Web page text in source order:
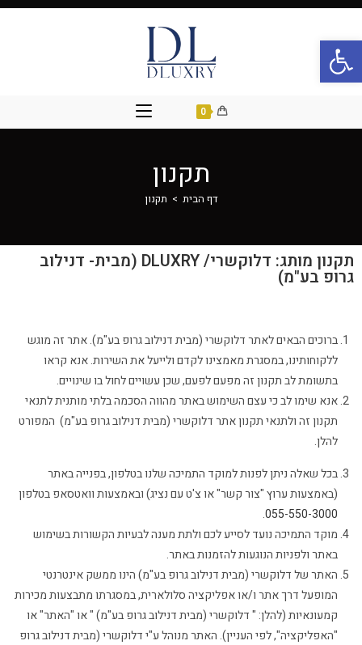
פתח סרגל נגישות
0
תקנון
דף הבית > תקנון
תקנון מותג: דלוקשרי/ DLUXRY (מבית- דנילוב
גרופ בע"מ)
ברוכים הבאים לאתר דלוקשרי (מבית דנילוב גרופ בע"מ). אתר זה מוגש
ללקוחותינו, במסגרת מאמצינו לקדם ולייעל את השירות. אנא קראו
בתשומת לב תקנון זה מפעם לפעם, שכן עשויים לחול בו שינויים.
אנא שימו לב כי עצם השימוש באתר מהווה הסכמה בלתי מותנית לתנאי
תקנון זה ולתנאי תקנון אתרדלוקשרי (מבית דנילוב גרופ בע"מ) המפורט
להלן.
בכל שאלה ניתן לפנות למוקד התמיכה שלנו בטלפון, בפנייה באתר
(באמצעות ערוץ "צור קשר" או צ'ט עם נציג) ובאמצעות וואטסאפ בטלפון
055-550-3000
.
מוקד התמיכה נועד לסייע לכם ולתת מענה לבעיות הקשורות בשימוש
באתר ולפניות הנוגעות להזמנות באתר.
האתר של דלוקשרי (מבית דנילוב גרופ בע"מ) הינו ממשק אינטרנטי
המופעל דרך אתר ו/או אפליקציה סלולארית, במסגרתו מתבצעות מכירות
קמעונאיות (להלן: " דלוקשרי (מבית דנילוב גרופ בע"מ) " או "האתר" או
"האפליקציה", לפי העניין). האתר מנוהל ע"י דלוקשרי (מבית דנילוב גרופ